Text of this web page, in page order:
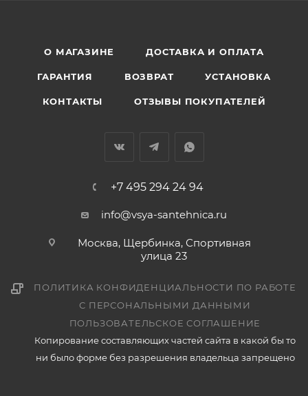
О МАГАЗИНЕ ДОСТАВКА И ОПЛАТА
ГАРАНТИЯ ВОЗВРАТ УСТАНОВКА
КОНТАКТЫ ОТЗЫВЫ ПОКУПАТЕЛЕЙ
+7 495 294 24 94
info@vsya-santehnica.ru
Москва, Щербинка, Спортивная
улица 23
ПОЛИТИКА КОНФИДЕНЦИАЛЬНОСТИ ПО РАБОТЕ
С ПЕРСОНАЛЬНЫМИ ДАННЫМИ
ПОЛЬЗОВАТЕЛЬСКОЕ СОГЛАШЕНИЕ
Копирование составляющих частей сайта в какой бы то
ни было форме без разрешения владельца запрещено